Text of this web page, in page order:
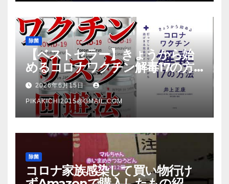
除菌
【ベストセラー】きょうから始
めるコロナワクチン解毒17の方
法【本要約】
2026年6月15日
PIKAKICHI2015@GMAIL.COM
除菌
コロナ家族感染して買い物行け